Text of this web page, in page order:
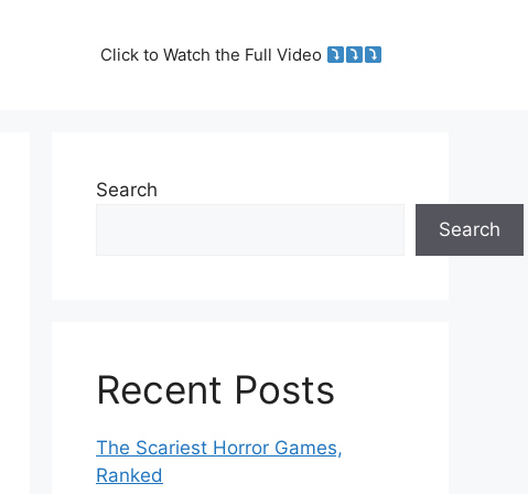
Click to Watch the Full Video
Search
Search
Recent Posts
The Scariest Horror Games,
Ranked